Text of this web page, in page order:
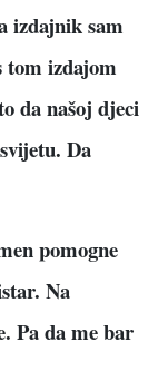
izdajnik sam
tom izdajom
da našoj djeci
Da
pomogne
Na
Pa da me bar